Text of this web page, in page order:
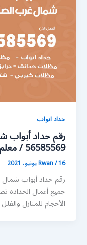
حداد ابواب
رقم حداد
56585569 / معلم حداد جميع أعمال الحدادة
Rwan/16 يونيو، 2021
رقم حداد أبواب
جميع أعمال
الأحجام للمنازل والفلل